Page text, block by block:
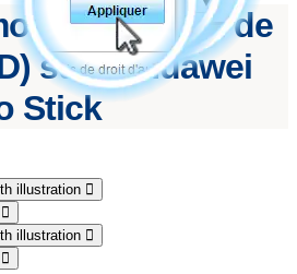
le nom de
sur le Huawei
Stick
illustration
illustration